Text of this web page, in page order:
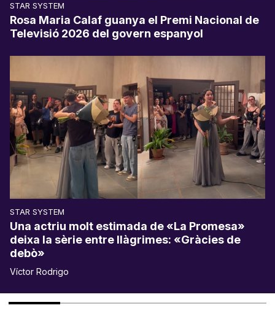
STAR SYSTEM
Rosa Maria Calaf guanya el Premi Nacional de
Televisió 2026 del govern espanyol
STAR SYSTEM
Una actriu molt estimada de «La Promesa»
deixa la sèrie entre llàgrimes: «Gràcies de
debò»
Víctor Rodrigo